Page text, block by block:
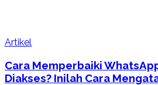
Artikel
Cara Memperbaiki
Diakses? Inilah Cara